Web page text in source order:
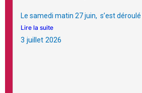
Le samedi matin 27 juin, s’est déroulé
Lire la suite
3 juillet 2026